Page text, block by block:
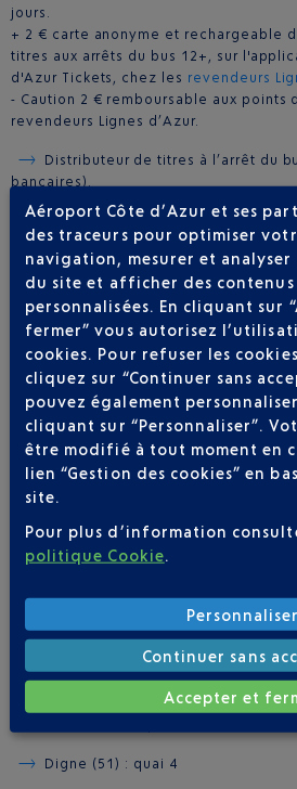
jours.
+ 2 € carte anonyme et rechargeable
titres aux arrêts du bus 12+, sur
d'Azur Tickets, chez les revendeurs
- Caution 2 € remboursable aux points
revendeurs Lignes d’Azur.
Distributeur de titres à l’arrêt du
bancaires).
- SOLO 1 voyage, MULTI (1 à 100
jours.
+ 2 € carte anonyme et rechargeable.
remboursable aux points de vente ou
Lignes d’Azur.
Lignes d’Azur Tickets(Google
- SOLO 1 voyage, MULTI (1 à 100
HORAIRES BUS
BUS
GARE ROUTIÈRE TERMINAL 2
Niveau arrivées, portes de sorties A1
Antibes > Vallauris (82) : quai 3
Digne (51) : quai 4
Aéroport Côte d’Azur et ses
des traceurs pour optimiser
navigation, mesurer et
du site et afficher des
personnalisées. En cliquant sur
fermer” vous autorisez
cookies. Pour refuser les
cliquez sur “Continuer sans
pouvez également
cliquant sur “Personnaliser”.
être modifié à tout moment en
lien “Gestion des cookies” en
site.
Pour plus d’information
politique Cookie.
Personnaliser
Continuer sans
Accepter et